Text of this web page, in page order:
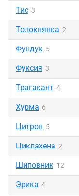
Тис 3
Толокнянка 2
Фундук 5
Фуксия 3
Трагакант 4
Хурма 6
Цитрон 5
Циклахена 2
Шиповник 12
Эрика 4